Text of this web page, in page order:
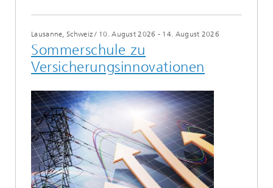
Lausanne, Schweiz / 10. August 2026 - 14. August 2026
Sommerschule zu
Versicherungsinnovationen